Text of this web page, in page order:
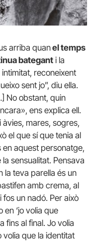
arriba quanel temps
bategant i la
reconeixent
sent jo”, diu ella.
No obstant, quin
ens explica ell.
àvies, mares, sogres,
el que sí que tenia al
aquest personatge,
sensualitat. Pensava
la teva parella és un
amb crema, al
un nadó. Per això
‘jo volia que
fins al final. Jo volia
volia que la identitat